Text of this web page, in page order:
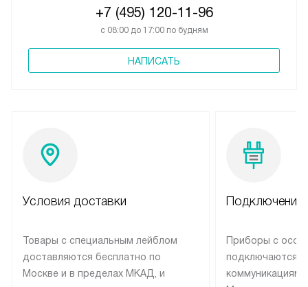
+7 (495) 120-11-96
с 08:00 до 17:00 по будням
НАПИСАТЬ
Условия доставки
Товары с специальным лейблом
доставляются бесплатно по
Москве и в пределах МКАД, и
Подключение
Приборы с
подключаются к
коммуникациям